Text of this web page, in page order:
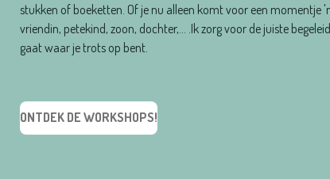
stukken of boeketten. Of je nu alleen komt voor een momentje
vriendin, petekind, zoon, dochter,... .Ik zorg voor de juiste
gaat waar je trots op bent.
ONTDEK DE WORKSHOPS!